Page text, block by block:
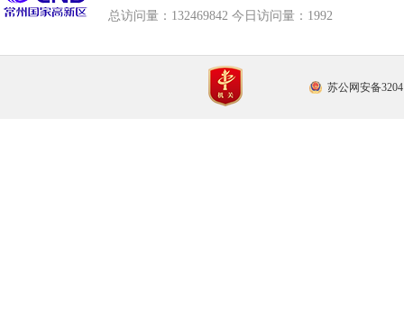
总访问量： 132469842 今日访问量： 1992
苏公网安备